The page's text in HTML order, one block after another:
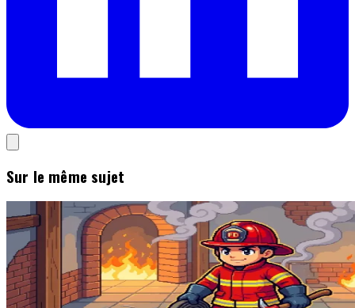
Sur le même sujet